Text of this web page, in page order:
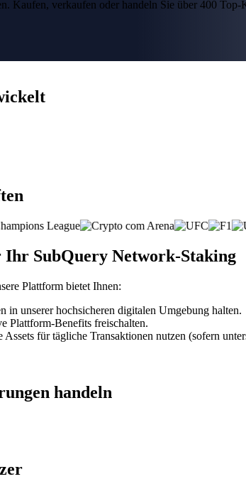
Kaufen, verkaufen oder handeln Sie über 400
SubQuery Network-Staking
Plattform bietet Ihnen:
in unserer hochsicheren digitalen Umgebung halten.
Plattform-Benefits freischalten.
Assets für tägliche Transaktionen nutzen (sofern
handeln